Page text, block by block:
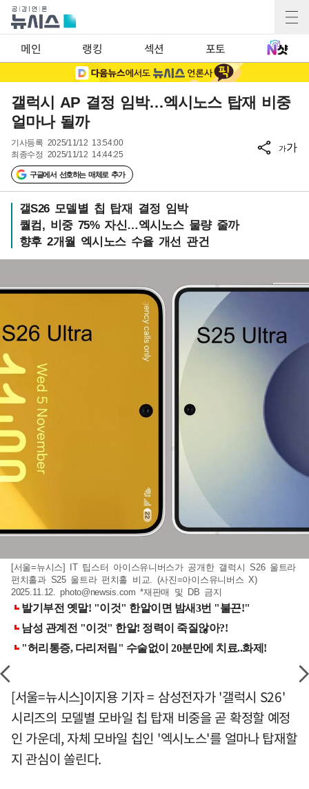
메인 랭킹 섹션 포토
갤럭시 AP 결정 임박…엑시노스 탑재 비중
얼마나 될까
기사등록 2025/11/12 13:54:00
최종수정 2025/11/12 14:44:25
구글에서 선호하는 매체로 추가
가가
갤S26 모델별 칩 탑재 결정 임박
퀄컴, 비중 75% 자신…엑시노스 물량 줄까
향후 2개월 엑시노스 수율 개선 관건
[서울=뉴시스] IT 팁스터 아이스유니버스가 공개한 갤럭시 S26 울트라
펀치홀과 S25 울트라 펀치홀 비교. (사진=아이스유니버스 X)
2025.11.12.photo@newsis.com *재판매 및 DB 금지
[서울=뉴시스]이지용 기자 = 삼성전자가 '갤럭시 S26'
시리즈의 모델별 모바일 칩 탑재 비중을 곧 확정할 예정
인 가운데, 자체 모바일 칩인 '엑시노스'를 얼마나 탑재할
지 관심이 쏠린다.